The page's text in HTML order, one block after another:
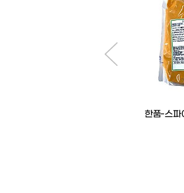
한품-스파